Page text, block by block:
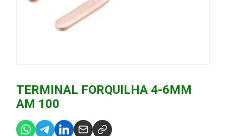
TERMINAL FORQUILHA 4-6MM
AM 100